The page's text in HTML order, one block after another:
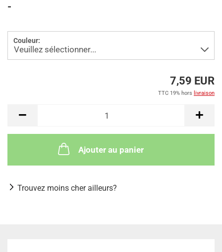
-
Couleur:
7,59 EUR
TTC 19% hors livraison
Ajouter au panier
Trouvez moins cher ailleurs?